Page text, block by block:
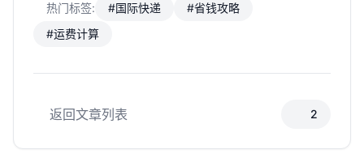
热门标签: #国际快递
#省钱攻略
#运费计算
返回文章列表 2